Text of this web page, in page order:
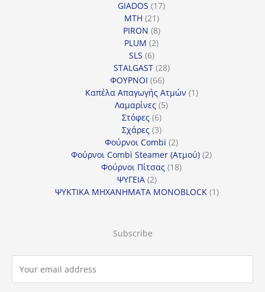
προϊόν
GIADOS 1717
MTH 2121
προϊόντα
PIRON 88
προϊόντα
PLUM 22
SLS 66
προϊόντα
STALGAST 2828
ΦΟΥΡΝΟΙ 6666
προϊόντα
Καπέλα Απαγωγής Ατμών 11
Λαμαρίνες 55
Στόφες 66
προϊόντα
Σχάρες 33
προϊόντα
Φούρνοι Combi 22
προϊόντα
Φούρνοι Combi Steamer (Ατμού) 22
Φούρνοι Πίτσας 1818
ΨΥΓΕΙΑ 22
προϊόντα
ΨΥΚΤΙΚΑ ΜΗΧΑΝΗΜΑΤΑ MONOBLOCK 11
Subscribe